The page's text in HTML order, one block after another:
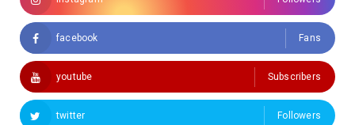
facebook Fans
youtube Subscribers
twitter Followers